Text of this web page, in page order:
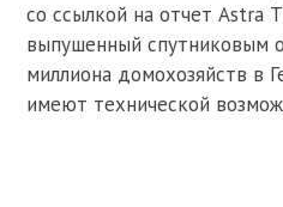
со ссылкой на отчет Astra
выпушенный спутниковым
миллиона домохозяйств в
имеют технической